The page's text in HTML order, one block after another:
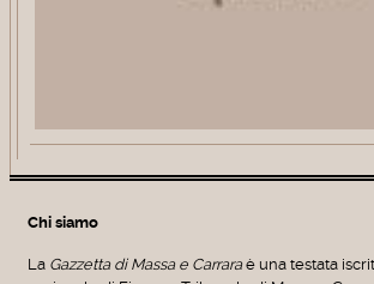
Chi siamo
La Gazzetta di Massa e Carraraè una testata